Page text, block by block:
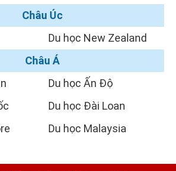
Châu Úc
Du học New Zealand
Châu Á
Du học Ấn Độ
Du học Đài Loan
Du học Malaysia